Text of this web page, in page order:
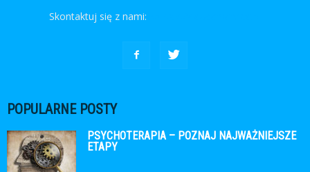
Skontaktuj się z nami:
POPULARNE POSTY
PSYCHOTERAPIA – POZNAJ NAJWAŻNIEJSZE
ETAPY